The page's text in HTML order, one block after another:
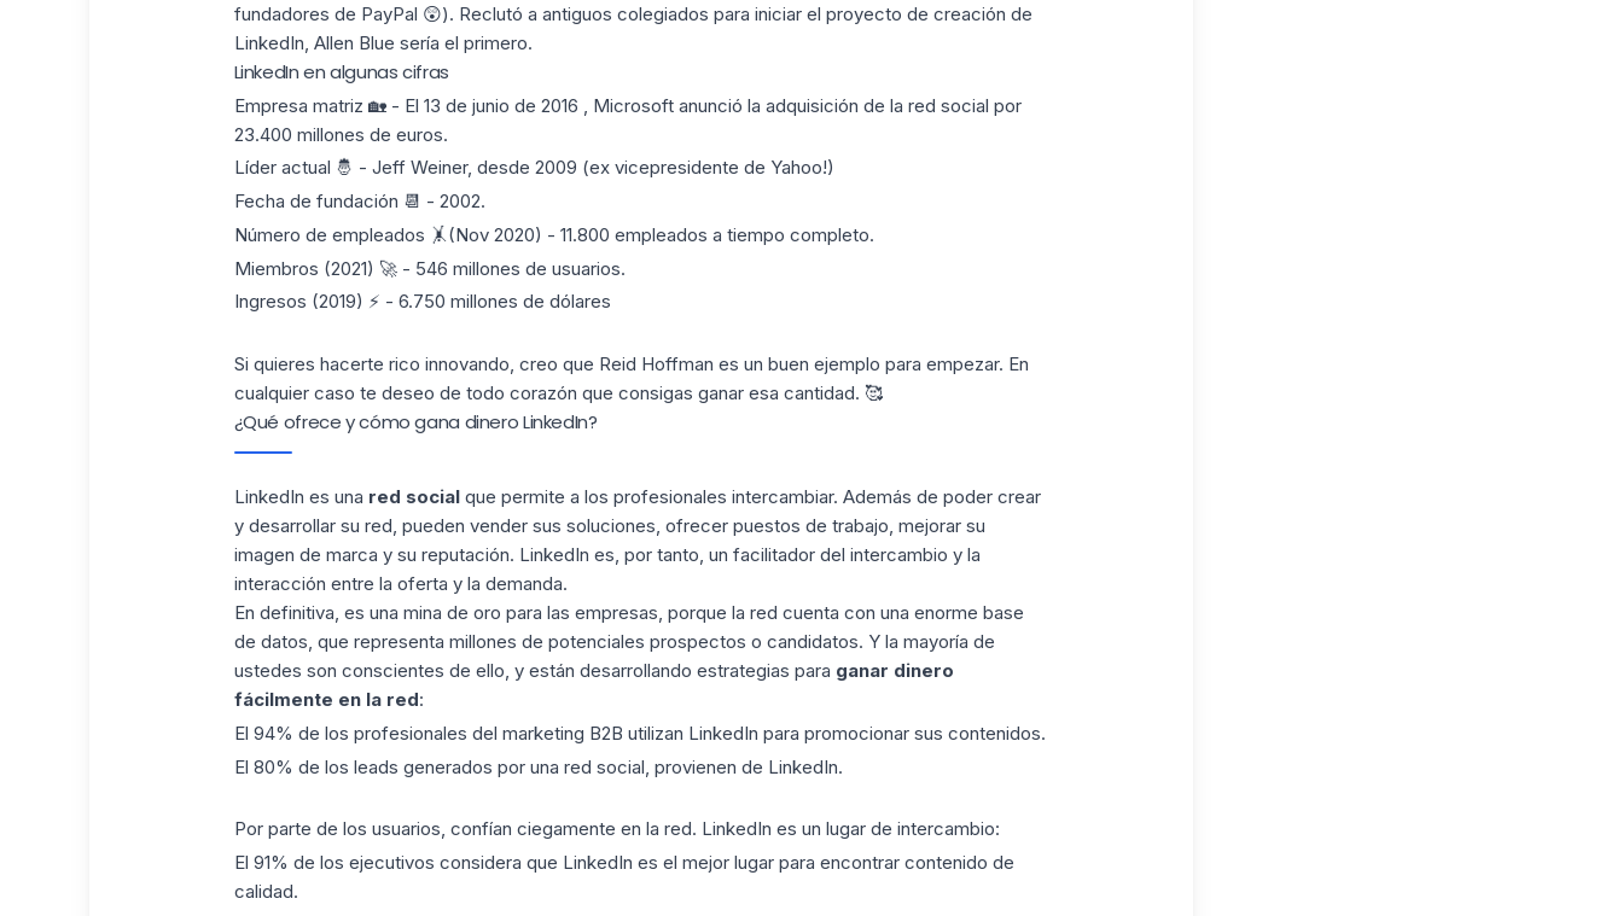
fundadores de PayPal 😲). Reclutó a antiguos colegiados para iniciar el proyecto de creación de
LinkedIn, Allen Blue sería el primero.
LinkedIn en algunas cifras
Empresa matriz 🏡 - El 13 de junio de 2016 , Microsoft anunció la adquisición de la red social por
23.400 millones de euros.
Líder actual 🤴 - Jeff Weiner, desde 2009 (ex vicepresidente de Yahoo!)
Fecha de fundación 📆 - 2002.
Número de empleados 🤸(Nov 2020) - 11.800 empleados a tiempo completo.
Miembros (2021) 🚀 - 546 millones de usuarios.
Ingresos (2019) ⚡ - 6.750 millones de dólares
Si quieres hacerte rico innovando, creo que Reid Hoffman es un buen ejemplo para empezar. En
cualquier caso te deseo de todo corazón que consigas ganar esa cantidad. 🥰
¿Qué ofrece y cómo gana dinero LinkedIn?
LinkedIn es una red socialque permite a los profesionales intercambiar. Además de poder crear
y desarrollar su red, pueden vender sus soluciones, ofrecer puestos de trabajo, mejorar su
imagen de marca y su reputación. LinkedIn es, por tanto, un facilitador del intercambio y la
interacción entre la oferta y la demanda.
En definitiva, es una mina de oro para las empresas, porque la red cuenta con una enorme base
de datos, que representa millones de potenciales prospectos o candidatos. Y la mayoría de
ustedes son conscientes de ello, y están desarrollando estrategias para ganar dinero
fácilmente en la red:
El 94% de los profesionales del marketing B2B utilizan LinkedIn para promocionar sus contenidos.
El 80% de los leads generados por una red social, provienen de LinkedIn.
Por parte de los usuarios, confían ciegamente en la red. LinkedIn es un lugar de intercambio:
El 91% de los ejecutivos considera que LinkedIn es el mejor lugar para encontrar contenido de
calidad.